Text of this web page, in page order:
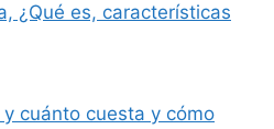
¿Qué es, características
cuánto cuesta y cómo